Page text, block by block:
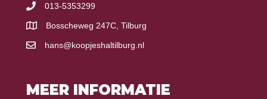
013-5353299
Bosscheweg 247C, Tilburg
hans@koopjeshaltilburg.nl
MEER INFORMATIE